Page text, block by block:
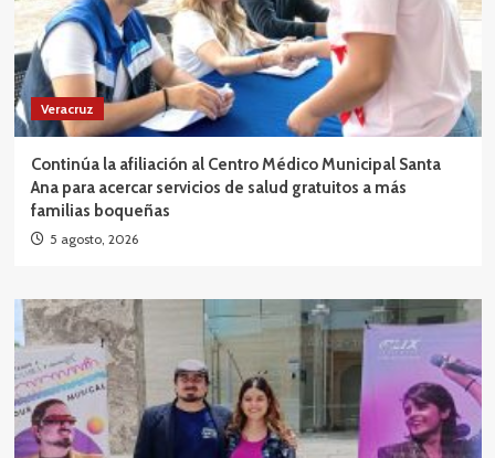
Veracruz
Continúa la afiliación al Centro Médico Municipal Santa
Ana para acercar servicios de salud gratuitos a más
familias boqueñas
5 agosto, 2026